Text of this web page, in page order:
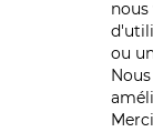
ou